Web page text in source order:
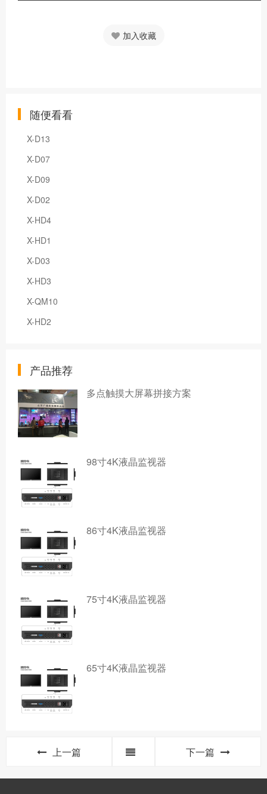
加入收藏
随便看看
X-D13
X-D07
X-D09
X-D02
X-HD4
X-HD1
X-D03
X-HD3
X-QM10
X-HD2
产品推荐
多点触摸大屏幕拼接方案
98寸4K液晶监视器
86寸4K液晶监视器
75寸4K液晶监视器
65寸4K液晶监视器
上一篇 下一篇